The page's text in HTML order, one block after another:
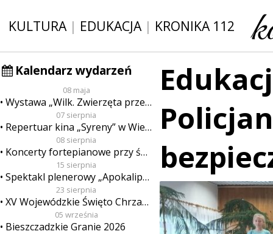
KULTURA| EDUKACJA| KRONIKA 112
Kalendarz wydarzeń
08 maja
Wystawa „Wilk. Zwierzęta przeklęte”
07 sierpnia
Repertuar kina „Syreny” w Wieluniu w dn. od 7 do 13 sierpnia
08 sierpnia
Koncerty fortepianowe przy świecach
15 sierpnia
Spektakl plenerowy „Apokalipsa”
23 sierpnia
XV Wojewódzkie Święto Chrzanu
05 września
Bieszczadzkie Granie 2026